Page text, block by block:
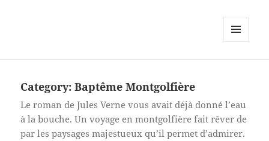
Category:Baptême Montgolfière
Le roman de Jules Verne vous avait déjà donné l’eau
à la bouche. Un voyage en montgolfière fait rêver de
par les paysages majestueux qu’il permet d’admirer.